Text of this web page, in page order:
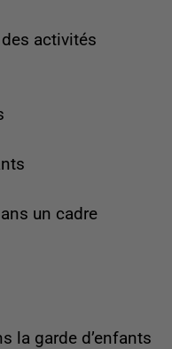
des activités
un cadre
la garde d’enfants